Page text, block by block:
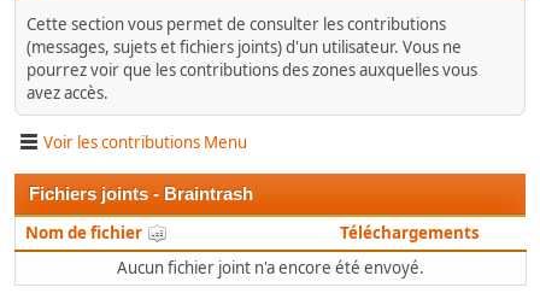
Cette section vous permet de consulter les contributions
(messages, sujets et fichiers joints) d'un utilisateur. Vous ne
pourrez voir que les contributions des zones auxquelles vous
avez accès.
Voir les contributions Menu
Fichiers joints - Braintrash
Nom de fichier
Téléchargements
Aucun fichier joint n'a encore été envoyé.